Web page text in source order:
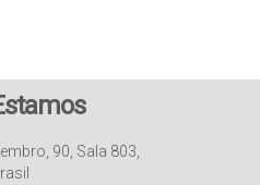
90 Sala 803